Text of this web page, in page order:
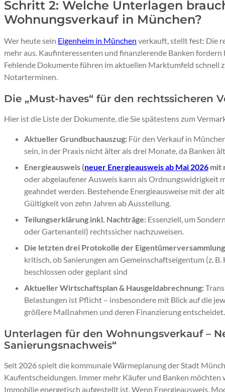
Schritt 2: Welche Unterlagen
Wohnungsverkauf in München?
Wer heute sein Eigenheim in München verkauft, stellt fest: Die
mehr aus. Kaufinteressenten und finanzierende Banken fordern
Fehlende Dokumente führen im aktuellen Marktumfeld schnell
Notarterminen.
Die „Must-haves“ für den rechtssicheren
Hier ist die Liste der Dokumente, die Sie spätestens zum
Aktueller Grundbuchauszug: Für den Verkauf in
sein, in der Praxis nicht älter als drei Monate, da Banken
Energieausweis (neuer Energieausweis ab Mai 2026 mit
oder abgelaufener Ausweis kann als Ordnungswidrigkeit
geahndet werden. Bestehende Energieausweise mit der
Gültigkeit von zehn Jahren ab Ausstellung.
Teilungserklärung inkl. Nachträge: Essenziell, um
oder Gartenanteil) rechtssicher nachzuweisen.
Die letzten drei Protokolle der
kritisch, ob Sanierungen am Gemeinschaftseigentum (z.
beschlossen oder geplant sind
Aktueller Wirtschaftsplan & Hausgeldabrechnung:
Belastungen ist Pflicht – insbesondere mit Blick auf die
größere Maßnahmen und deren Finanzierung entscheidet.
Unterlagen für den Wohnungsverkauf –
Sanierungsnachweis“
Seit 2026 spielt die kommunale Wärmeplanung der Stadt
Kaufentscheidungen. Immer mehr Käufer und Banken möchten
Immobilie energetisch aufgestellt ist. Wenn Energieausweis,